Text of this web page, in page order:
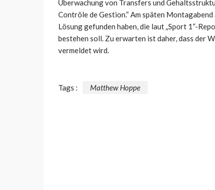
Überwachung von Transfers und
Contrôle de Gestion.“ Am späten
Lösung gefunden haben, die laut „Sport 1“-
bestehen soll. Zu erwarten ist daher, dass der
vermeldet wird.
Tags : Matthew Hoppe